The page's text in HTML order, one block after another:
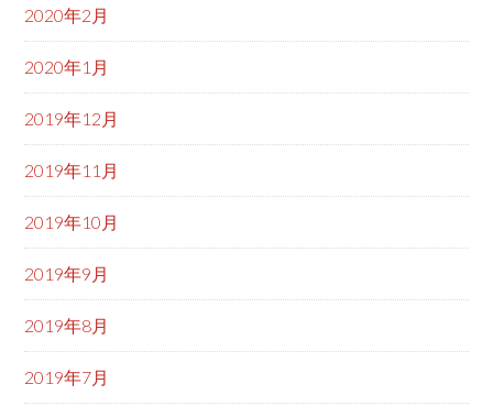
2020年2月
2020年1月
2019年12月
2019年11月
2019年10月
2019年9月
2019年8月
2019年7月